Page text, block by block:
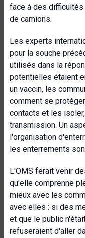
face à des
de camions.
Les experts
pour la souche
utilisés dans la
potentielles étaient
un vaccin, les
comment se
contacts et les
transmission. Un
l'organisation
les enterrements
L'OMS ferait venir
qu'elle comprenne
mieux avec les
avec elles : si des
et que le public
refuseraient d'aller